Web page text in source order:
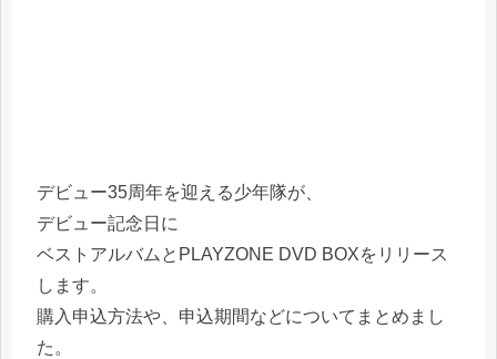
デビュー35周年を迎える少年隊が、
デビュー記念日に
ベストアルバムとPLAYZONE DVD BOXをリリース
します。
購入申込方法や、申込期間などについてまとめまし
た。